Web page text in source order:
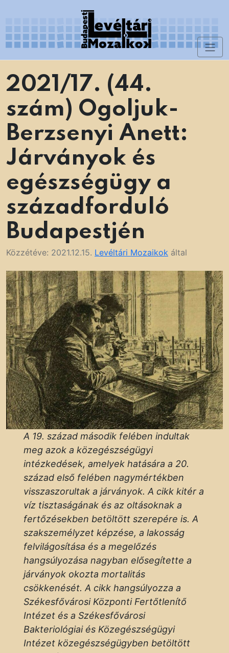
content
2021/17. (44.
szám) Ogoljuk-
Berzsenyi Anett:
Járványok és
egészségügy a
századforduló
Budapestjén
Közzétéve: 2021.12.15. Levéltári Mozaikok által
A 19. század második felében indultak
meg azok a közegészségügyi
intézkedések, amelyek hatására a 20.
század első felében nagymértékben
visszaszorultak a járványok. A cikk kitér a
víz tisztaságának és az oltásoknak a
fertőzésekben betöltött szerepére is. A
szakszemélyzet képzése, a lakosság
felvilágosítása és a megelőzés
hangsúlyozása nagyban elősegítette a
járványok okozta mortalitás
csökkenését. A cikk hangsúlyozza a
Székesfővárosi Központi Fertőtlenítő
Intézet és a Székesfővárosi
Bakteriológiai és Közegészségügyi
Intézet közegészségügyben betöltött